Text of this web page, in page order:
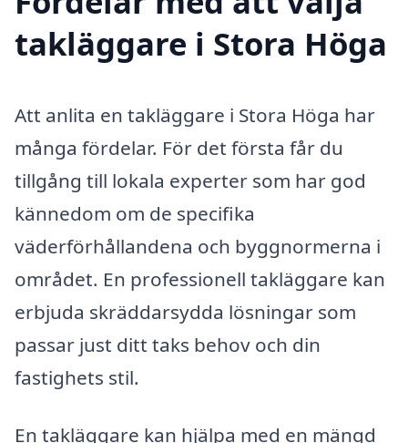
takläggare i Stora Höga
Att anlita en takläggare i Stora Höga har
många fördelar. För det första får du
tillgång till lokala experter som har god
kännedom om de specifika
väderförhållandena och byggnormerna i
området. En professionell takläggare kan
erbjuda skräddarsydda lösningar som
passar just ditt taks behov och din
fastighets stil.
En takläggare kan hjälpa med en mängd